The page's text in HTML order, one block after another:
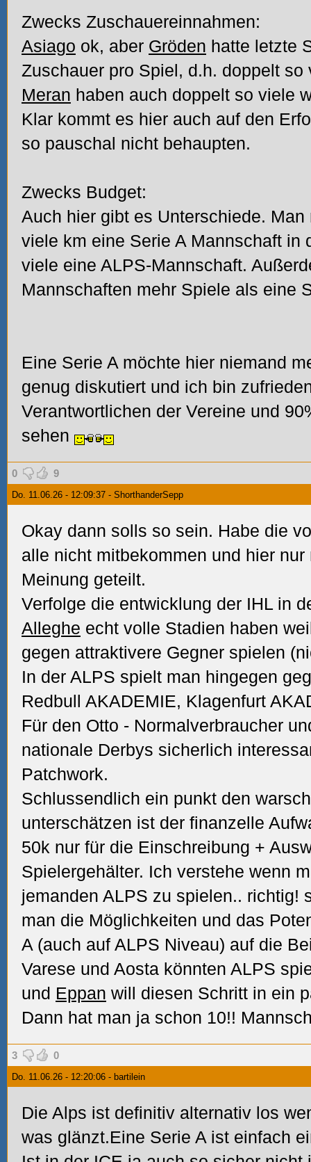
Zwecks Zuschauereinnahmen:
Asiago ok, aber Gröden hatte letzte
Zuschauer pro Spiel, d.h. doppelt
Meran haben auch doppelt so viele
Klar kommt es hier auch auf den
so pauschal nicht behaupten.
Zwecks Budget:
Auch hier gibt es Unterschiede.
viele km eine Serie A Mannschaft in
viele eine ALPS-Mannschaft.
Mannschaften mehr Spiele als eine
Eine Serie A möchte hier niemand
genug diskutiert und ich bin
Verantwortlichen der Vereine und
sehen
0 9
Do. 11.06.26 - 12:09:37 - ShorthanderSepp
Okay dann solls so sein. Habe die
alle nicht mitbekommen und hier
Meinung geteilt.
Verfolge die entwicklung der IHL in
Alleghe echt volle Stadien haben
gegen attraktivere Gegner spielen
In der ALPS spielt man hingegen
Redbull AKADEMIE, Klagenfurt
Für den Otto - Normalverbraucher
nationale Derbys sicherlich
Patchwork.
Schlussendlich ein punkt den
unterschätzen ist der finanzelle
50k nur für die Einschreibung +
Spielergehälter. Ich verstehe wenn
jemanden ALPS zu spielen.. richtig!
man die Möglichkeiten und das
A (auch auf ALPS Niveau) auf die
Varese und Aosta könnten ALPS
und Eppan will diesen Schritt in ein
Dann hat man ja schon 10!!
3 0
Do. 11.06.26 - 12:20:06 - bartilein
Die Alps ist definitiv alternativ los
was glänzt.Eine Serie A ist einfach